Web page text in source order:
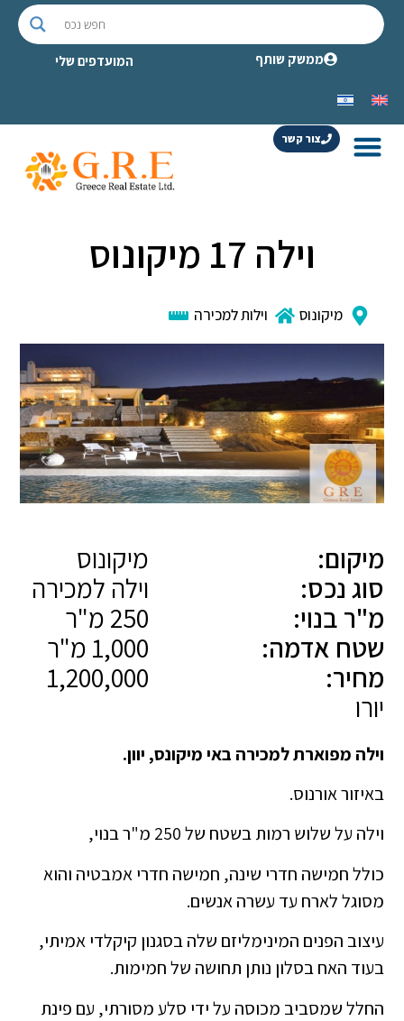
ממשק שותף המועדפים שלי
צור קשר
וילה 17 מיקונוס
מיקונוס וילות למכירה
מיקום:
מיקונוס
סוג נכס:
וילה למכירה
מ"ר בנוי:
שטח אדמה:
מחיר:
1,200,000
יורו
וילה מפוארת למכירה באי מיקונס, יוון.
באיזור אורנוס.
וילה על שלוש רמות בשטח של 250 מ"ר בנוי,
כולל חמישה חדרי שינה, חמישה חדרי אמבטיה והוא
מסוגל לארח עד עשרה אנשים.
עיצוב הפנים המינימליזם שלה בסגנון קיקלדי אמיתי,
בעוד האח בסלון נותן תחושה של חמימות.
החלל שמסביב מכוסה על ידי סלע מסורתי, עם פינת